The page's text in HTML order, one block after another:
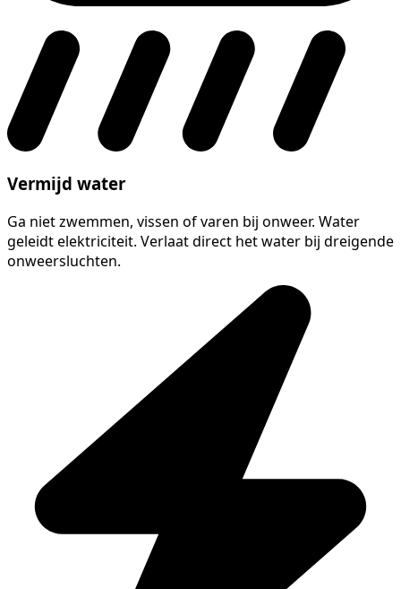
Vermijd water
Ga niet zwemmen, vissen of varen bij onweer. Water
geleidt elektriciteit. Verlaat direct het water bij dreigende
onweersluchten.